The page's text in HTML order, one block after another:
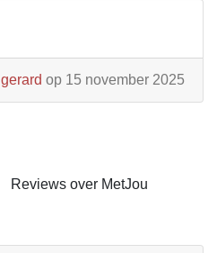
gerard op 15 november 2025
Reviews over MetJou